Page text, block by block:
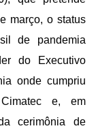
março, o status
de pandemia
do Executivo
onde cumpriu
e, em
cerimônia de